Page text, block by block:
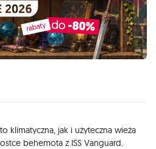
to klimatyczna, jak i użyteczna wieża
behemota z ISS Vanguard.